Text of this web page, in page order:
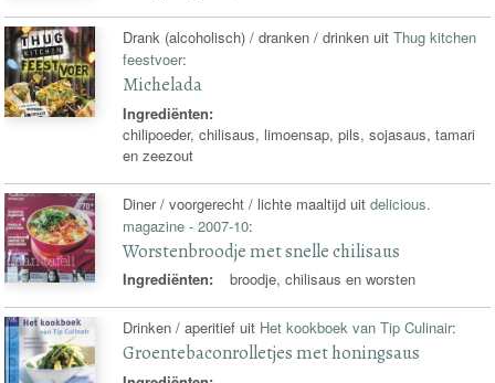
Drank (alcoholisch) / dranken / drinken uitThug kitchen
feestvoer:
Michelada
Ingrediënten:
chilipoeder, chilisaus, limoensap, pils, sojasaus, tamari
en zeezout
Diner / voorgerecht / lichte maaltijd uitdelicious.
magazine - 2007-10:
Worstenbroodje met snelle chilisaus
Ingrediënten: broodje, chilisaus en worsten
Drinken / aperitief uit Het kookboek van Tip Culinair:
Groentebaconrolletjes met honingsaus